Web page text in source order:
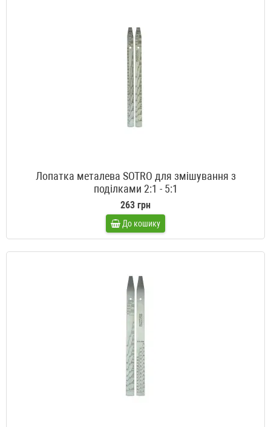
Лопатка металева SOTRO для змішування з
поділками 2:1 - 5:1
263 грн
До кошику